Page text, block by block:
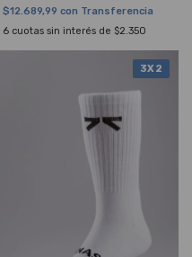
$12.689,99 con Transferencia
6 cuotas sin interés de $2.350
3X2